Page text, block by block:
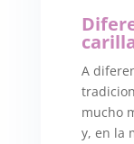
A
mucho
y, en la